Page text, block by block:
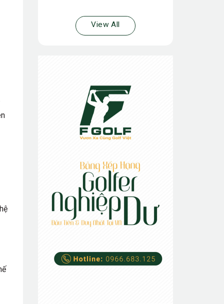
View All